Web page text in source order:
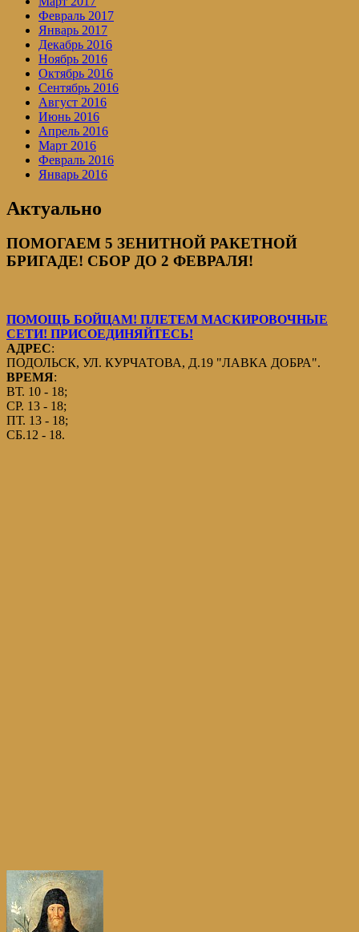
Февраль 2017
Январь 2017
Декабрь 2016
Ноябрь 2016
Октябрь 2016
Сентябрь 2016
Август 2016
Июнь 2016
Апрель 2016
Март 2016
Февраль 2016
Январь 2016
Актуально
ПОМОГАЕМ 5 ЗЕНИТНОЙ РАКЕТНОЙ
БРИГАДЕ! СБОР ДО 2 ФЕВРАЛЯ!
ПОМОЩЬ БОЙЦАМ! ПЛЕТЕМ МАСКИРОВОЧНЫЕ
СЕТИ! ПРИСОЕДИНЯЙТЕСЬ!
АДРЕС:
ПОДОЛЬСК, УЛ. КУРЧАТОВА, Д.19 "ЛАВКА ДОБРА".
ВРЕМЯ:
ВТ. 10 - 18;
СР. 13 - 18;
ПТ. 13 - 18;
СБ.12 - 18.